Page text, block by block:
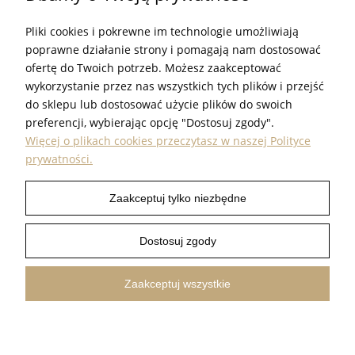
GODZINY PRACY
PN - PT. 7:00 - 15:00
INFORMACJE
POMOC
PRODUKTY
Pliki cookies i pokrewne im technologie umożliwiają
poprawne działanie strony i pomagają nam dostosować
ofertę do Twoich potrzeb. Możesz zaakceptować
wykorzystanie przez nas wszystkich tych plików i przejść
do sklepu lub dostosować użycie plików do swoich
preferencji, wybierając opcję "Dostosuj zgody".
Więcej o plikach cookies przeczytasz w naszej Polityce
prywatności.
Zaakceptuj tylko niezbędne
Dostosuj zgody
Zaakceptuj wszystkie